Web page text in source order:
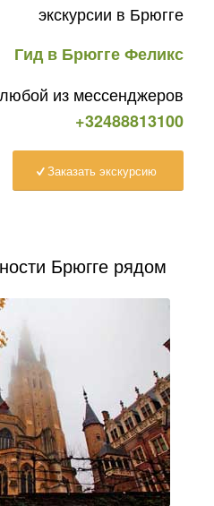
экскурсии в Брюгге
Гид в Брюгге Феликс
из мессенджеров
+32488813100
Заказать экскурсию
Брюгге рядом